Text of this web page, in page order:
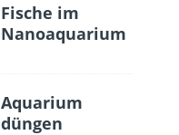
Fische im
Nanoaquarium
Aquarium
düngen